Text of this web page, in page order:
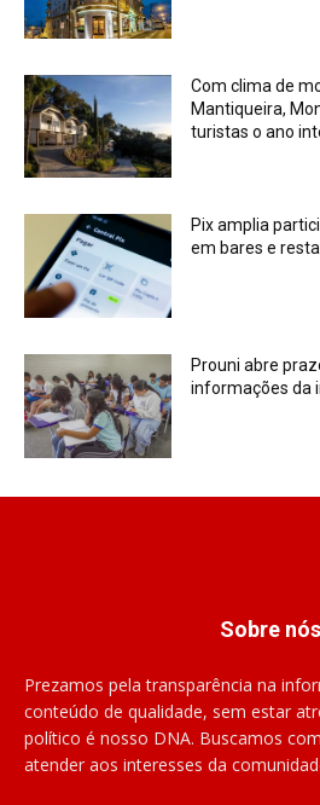
Com clima de
Mantiqueira,
turistas o ano
Pix amplia
em bares e
Prouni abre
informações da
Sobre nós
Prezamos pela transparência na
conteúdo de qualidade, sem estar
político é nosso DNA. Buscamos
atender aos interesses da